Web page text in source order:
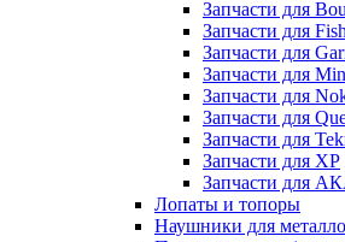
Запчасти для
Запчасти для
Запчасти для
Запчасти для
Запчасти для
Запчасти для
Запчасти для
Запчасти для XP
Запчасти для
Лопаты и топоры
Наушники для